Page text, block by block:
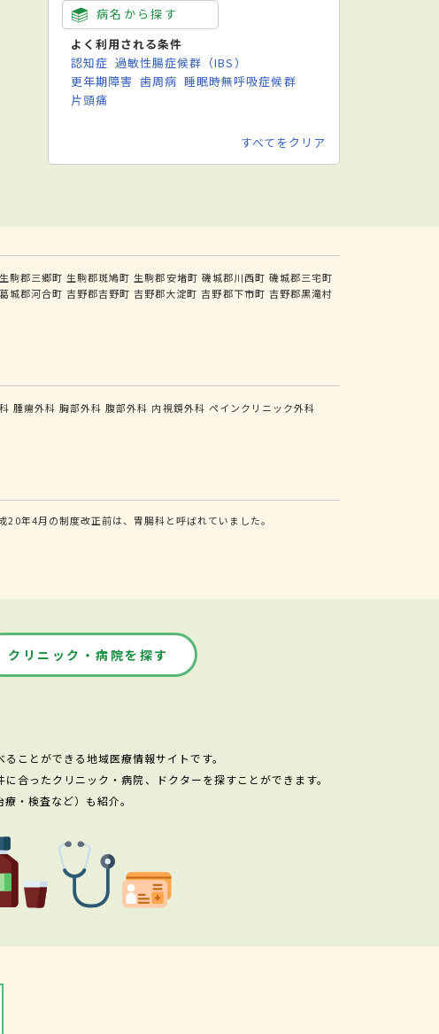
病名から探す
よく利用される条件
認知症 過敏性腸症候群（IBS）
更年期障害 歯周病 睡眠時無呼吸症候群
片頭痛
すべてをクリア
生駒郡三郷町 生駒郡斑鳩町 生駒郡安堵町 磯城郡川西町 磯城郡三宅町
城郡河合町 吉野郡吉野町 吉野郡大淀町 吉野郡下市町 吉野郡黒滝村
腫瘍外科 胸部外科 腹部外科 内視鏡外科 ペインクリニック外科
年4月の制度改正前は、胃腸科と呼ばれていました。
クリニック・病院を探す
ことができる地域医療情報サイトです。
合ったクリニック・病院、ドクターを探すことができます。
・検査など）も紹介。